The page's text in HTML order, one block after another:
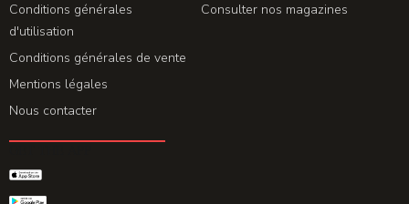
Conditions générales
d'utilisation
Conditions générales de vente
Mentions légales
Nous contacter
Consulter nos magazines